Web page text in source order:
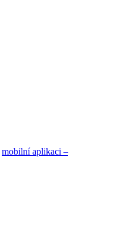
mobilní aplikaci –